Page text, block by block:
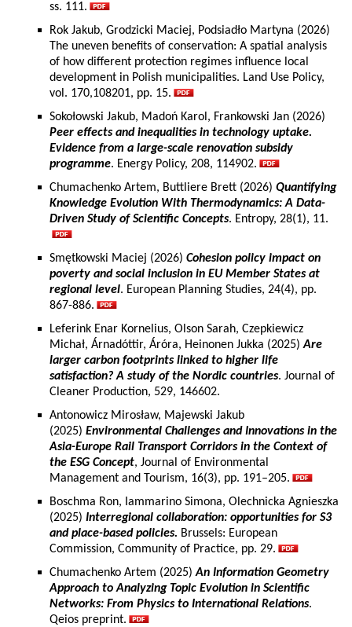
ss. 111.
Rok Jakub, Grodzicki Maciej, Podsiadło Martyna (2026)
The uneven benefits of conservation: A spatial analysis
of how different protection regimes influence local
development in Polish municipalities. Land Use Policy,
vol. 170,108201, pp. 15.
Sokołowski Jakub, Madoń Karol, Frankowski Jan (2026)
Peer effects and inequalities in technology uptake.
Evidence from a large-scale renovation subsidy
programme. Energy Policy, 208, 114902.
Chumachenko Artem, Buttliere Brett (2026) Quantifying
Knowledge Evolution With Thermodynamics: A Data-
Driven Study of Scientific Concepts. Entropy, 28(1), 11.
Smętkowski Maciej (2026) Cohesion policy impact on
poverty and social inclusion in EU Member States at
regional level. European Planning Studies, 24(4), pp.
867-886.
Leferink Enar Kornelius, Olson Sarah, Czepkiewicz
Michał, Árnadóttir, Áróra, Heinonen Jukka (2025)Are
larger carbon footprints linked to higher life
satisfaction? A study of the Nordic countries. Journal of
Cleaner Production, 529, 146602.
Antonowicz Mirosław, Majewski Jakub
(2025) Environmental Challenges and Innovations in the
Asia-Europe Rail Transport Corridors in the Context of
the ESG Concept, Journal of Environmental
Management and Tourism, 16(3), pp. 191–205.
Boschma Ron, Iammarino Simona, Olechnicka Agnieszka
(2025) Interregional collaboration: opportunities for S3
and place-based policies. Brussels: European
Commission, Community of Practice, pp. 29.
Chumachenko Artem (2025)An Information Geometry
Approach to Analyzing Topic Evolution in Scientific
Networks: From Physics to International Relations.
Qeios preprint.